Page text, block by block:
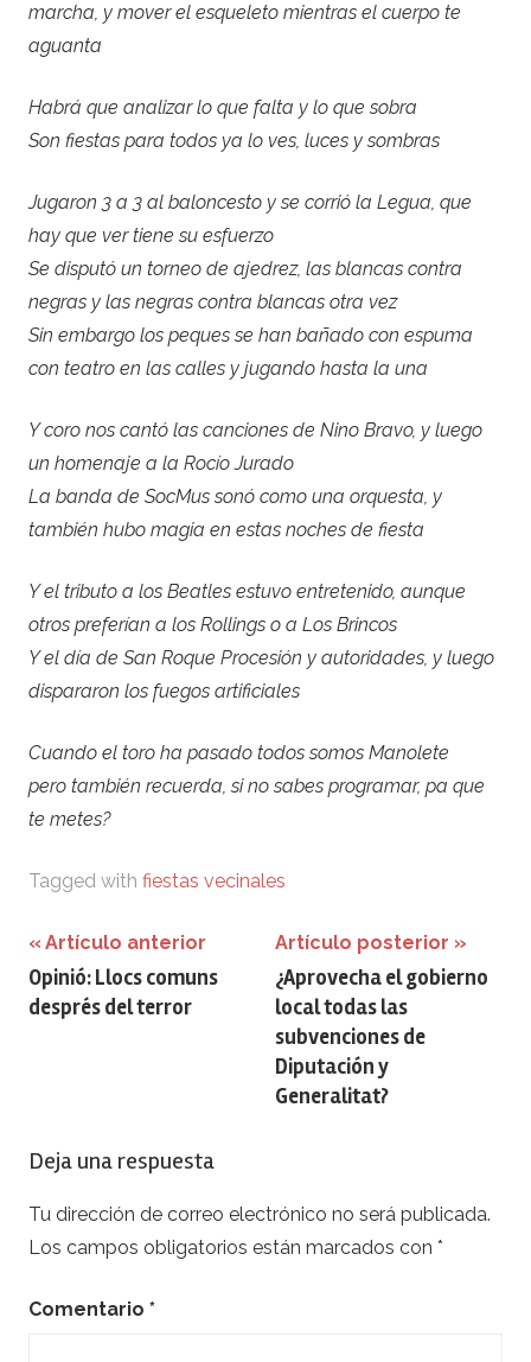
marcha, y mover el esqueleto mientras el cuerpo te
aguanta
Habrá que analizar lo que falta y lo que sobra
Son fiestas para todos ya lo ves, luces y sombras
Jugaron 3 a 3 al baloncesto y se corrió la Legua, que
hay que ver tiene su esfuerzo
Se disputó un torneo de ajedrez, las blancas contra
negras y las negras contra blancas otra vez
Sin embargo los peques se han bañado con espuma
con teatro en las calles y jugando hasta la una
Y coro nos cantó las canciones de Nino Bravo, y luego
un homenaje a la Rocío Jurado
La banda de SocMus sonó como una orquesta, y
también hubo magia en estas noches de fiesta
Y el tributo a los Beatles estuvo entretenido, aunque
otros preferían a los Rollings o a Los Brincos
Y el día de San Roque Procesión y autoridades, y luego
dispararon los fuegos artificiales
Cuando el toro ha pasado todos somos Manolete
pero también recuerda, si no sabes programar, pa que
te metes?
Tagged with fiestas vecinales
Navegación
de
Artículo anterior
Opinió: Llocs comuns
després del terror
Artículo posterior
¿Aprovecha el gobierno
local todas las
subvenciones de
Diputación y
Generalitat?
Deja una respuesta
Tu dirección de correo electrónico no será publicada.
Los campos obligatorios están marcados con *
Comentario *